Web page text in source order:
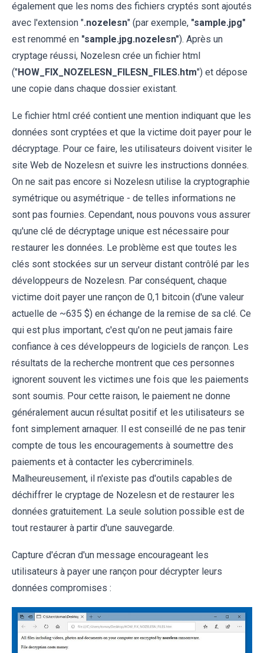
également que les noms des fichiers cryptés sont ajoutés
avec l'extension ".nozelesn" (par exemple, "sample.jpg"
est renommé en "sample.jpg.nozelesn"). Après un
cryptage réussi, Nozelesn crée un fichier html
("HOW_FIX_NOZELESN_FILESN_FILES.htm") et dépose
une copie dans chaque dossier existant.
Le fichier html créé contient une mention indiquant que les
données sont cryptées et que la victime doit payer pour le
décryptage. Pour ce faire, les utilisateurs doivent visiter le
site Web de Nozelesn et suivre les instructions données.
On ne sait pas encore si Nozelesn utilise la cryptographie
symétrique ou asymétrique - de telles informations ne
sont pas fournies. Cependant, nous pouvons vous assurer
qu'une clé de décryptage unique est nécessaire pour
restaurer les données. Le problème est que toutes les
clés sont stockées sur un serveur distant contrôlé par les
développeurs de Nozelesn. Par conséquent, chaque
victime doit payer une rançon de 0,1 bitcoin (d'une valeur
actuelle de ~635 $) en échange de la remise de sa clé. Ce
qui est plus important, c'est qu'on ne peut jamais faire
confiance à ces développeurs de logiciels de rançon. Les
résultats de la recherche montrent que ces personnes
ignorent souvent les victimes une fois que les paiements
sont soumis. Pour cette raison, le paiement ne donne
généralement aucun résultat positif et les utilisateurs se
font simplement arnaquer. Il est conseillé de ne pas tenir
compte de tous les encouragements à soumettre des
paiements et à contacter les cybercriminels.
Malheureusement, il n'existe pas d'outils capables de
déchiffrer le cryptage de Nozelesn et de restaurer les
données gratuitement. La seule solution possible est de
tout restaurer à partir d'une sauvegarde.
Capture d'écran d'un message encourageant les
utilisateurs à payer une rançon pour décrypter leurs
données compromises :